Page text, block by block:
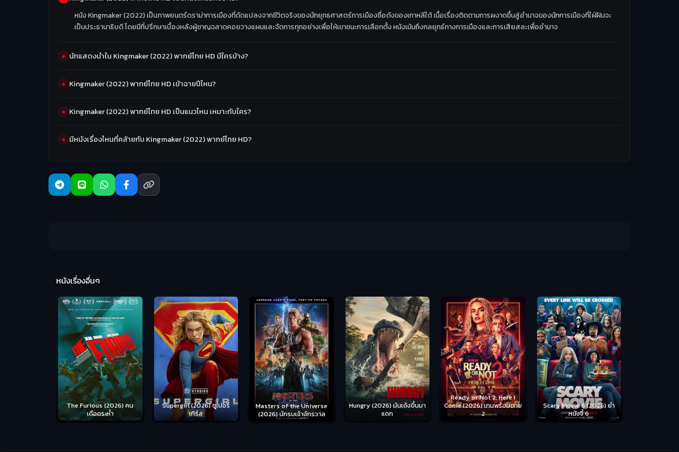
หนัง Kingmaker (2022) เป็นภาพยนตร์ดราม่าการเมืองที่ดัดแปลงจากชีวิตจริงของนักยุทธศาสตร์การเมืองชื่อดังของเกาหลีใต้ เนื้อเรื่องติดตามการผงาดขึ้นสู่อำนาจของนักการเมืองที่ใฝ่ฝันจะ
เป็นประธานาธิบดี โดยมีที่ปรึกษาเบื้องหลังผู้ชาญฉลาดคอยวางแผนและจัดการทุกอย่างเพื่อให้เขาชนะการเลือกตั้ง หนังเน้นถึงกลยุทธ์ทางการเมืองและการเสียสละเพื่ออำนาจ
นักแสดงนำใน Kingmaker (2022) พากย์ไทย HD มีใครบ้าง?
Kingmaker (2022) พากย์ไทย HD เข้าฉายปีไหน?
Kingmaker (2022) พากย์ไทย HD เป็นแนวไหน เหมาะกับใคร?
มีหนังเรื่องไหนที่คล้ายกับ Kingmaker (2022) พากย์ไทย HD?
หนังเรื่องอื่นๆ
Supergirl (2026) ซูเปอร์
เกิร์ล
Masters of the Universe
(2026) นักรบเจ้าจักรวาล
Hungry (2026) มันเด้งขึ้นมา
แดก
Ready or Not 2: Here I
Come (2026) เกมพร้อมตาย
2
Scary Movie 6 (2026) ยำ
หนังจี้ 6